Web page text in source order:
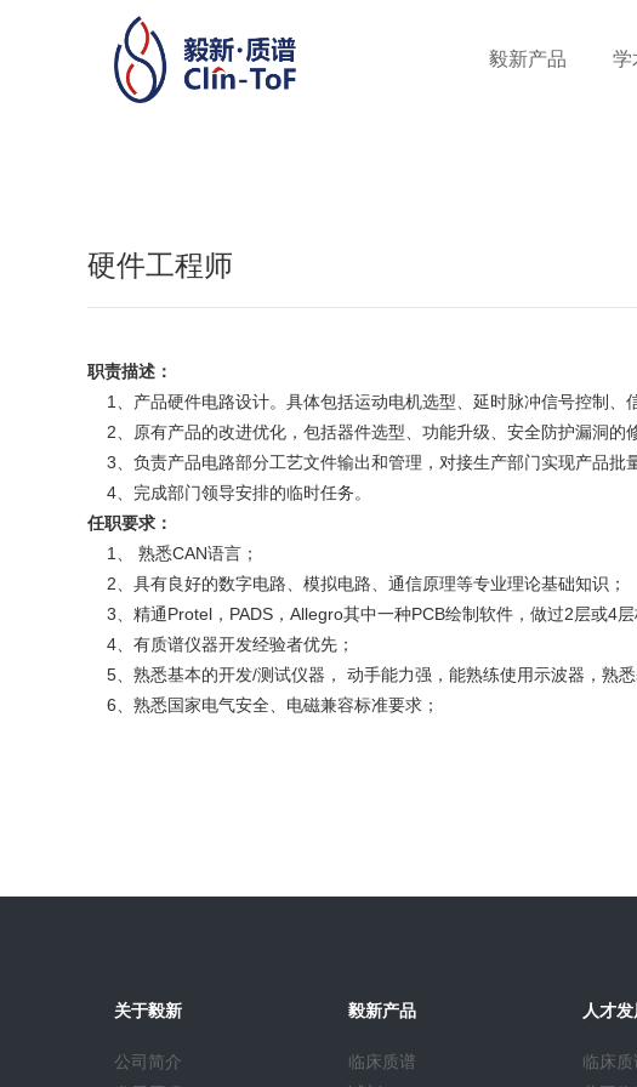
毅新产品 学
硬件工程师
职责描述：
1、产品硬件电路设计。具体包括运动电机选型、延时脉冲信号控制、
2、原有产品的改进优化，包括器件选型、功能升级、安全防护漏洞的修
3、负责产品电路部分工艺文件输出和管理，对接生产部门实现产品批
4、完成部门领导安排的临时任务。
任职要求：
1、 熟悉CAN语言；
2、具有良好的数字电路、模拟电路、通信原理等专业理论基础知识；
3、精通Protel，PADS，Allegro其中一种PCB绘制软件，做过2层或4层
4、有质谱仪器开发经验者优先；
5、熟悉基本的开发/测试仪器， 动手能力强，能熟练使用示波器，熟悉
6、熟悉国家电气安全、电磁兼容标准要求；
关于毅新
公司简介
毅新产品
临床质谱
人才
临床